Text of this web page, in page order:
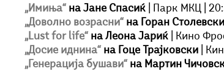
„Имиња“ на Јане Спасиќ | Парк МКЦ |
„Доволно возрасни“ на Горан Столевски
„Lust for life“ на Леона Јариќ | Кино
„Досие иднина“ на Гоце Трајковски |
„Генерација бушави“ на Мартин